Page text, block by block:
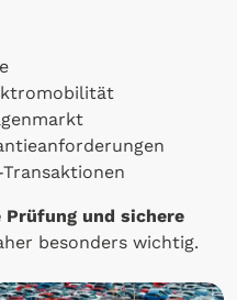
Prüfung und sichere
besonders wichtig.